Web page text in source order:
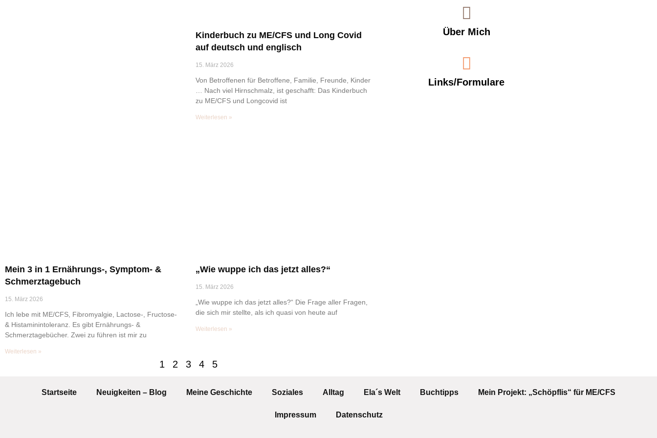
Kinderbuch zu ME/CFS und Long Covid
auf deutsch und englisch
15. März 2026
Von Betroffenen für Betroffene, Familie, Freunde, Kinder
… Nach viel Hirnschmalz, ist geschafft: Das Kinderbuch
zu ME/CFS und Longcovid ist
Weiterlesen »
Mein 3 in 1 Ernährungs-, Symptom- &
Schmerztagebuch
15. März 2026
Ich lebe mit ME/CFS, Fibromyalgie, Lactose-, Fructose-
& Histaminintoleranz. Es gibt Ernährungs- &
Schmerztagebücher. Zwei zu führen ist mir zu
Weiterlesen »
„Wie wuppe ich das jetzt alles?“
15. März 2026
„Wie wuppe ich das jetzt alles?“ Die Frage aller Fragen,
die sich mir stellte, als ich quasi von heute auf
Weiterlesen »
1 2 3 4 5
Über Mich
Links/Formulare
Startseite Neuigkeiten – Blog Meine Geschichte Soziales Alltag Ela´s Welt Buchtipps Mein Projekt: „Schöpflis“ für ME/CFS
Impressum Datenschutz